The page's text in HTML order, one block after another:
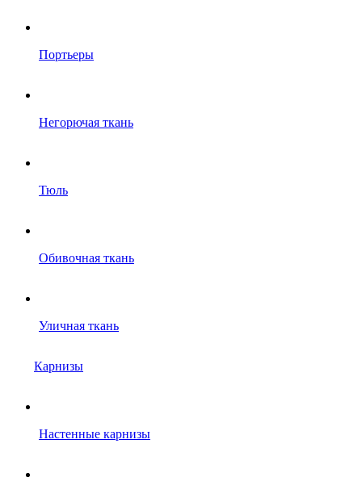
Портьеры
Негорючая ткань
Тюль
Обивочная ткань
Уличная ткань
Карнизы
Настенные карнизы